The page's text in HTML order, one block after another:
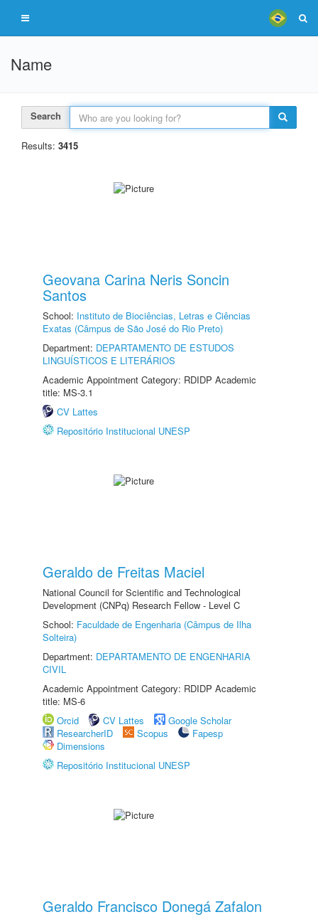
Name
Search
Results: 3415
Geovana Carina Neris Soncin
Santos
School: Instituto de Biociências, Letras e Ciências
Exatas (Câmpus de São José do Rio Preto)
Department: DEPARTAMENTO DE ESTUDOS
LINGUÍSTICOS E LITERÁRIOS
Academic Appointment Category: RDIDP Academic
title: MS-3.1
CV Lattes
Repositório Institucional UNESP
Geraldo de Freitas Maciel
National Council for Scientific and Technological
Development (CNPq) Research Fellow - Level C
School: Faculdade de Engenharia (Câmpus de Ilha
Solteira)
Department: DEPARTAMENTO DE ENGENHARIA
CIVIL
Academic Appointment Category: RDIDP Academic
title: MS-6
Orcid
CV Lattes
Google Scholar
ResearcherID
Scopus
Fapesp
Dimensions
Repositório Institucional UNESP
Geraldo Francisco Donegá Zafalon